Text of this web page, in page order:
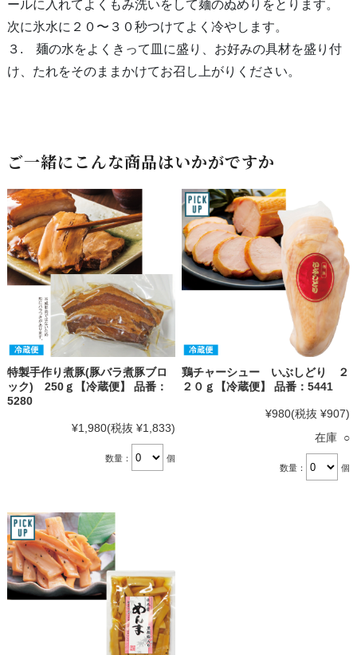
ールに入れてよくもみ洗いをして麺のぬめりをとります。
次に氷水に２０〜３０秒つけてよく冷やします。
３. 麺の水をよくきって皿に盛り、お好みの具材を盛り付
け、たれをそのままかけてお召し上がりください。
ご一緒にこんな商品はいかがですか
特製手作り煮豚(豚バラ煮豚ブロ
ック) 250ｇ【冷蔵便】 品番：
5280
¥1,980(税抜 ¥1,833)
数量： 個
鶏チャーシュー いぶしどり ２
２０ｇ【冷蔵便】 品番：5441
¥980(税抜 ¥907)
在庫 ○
数量： 個